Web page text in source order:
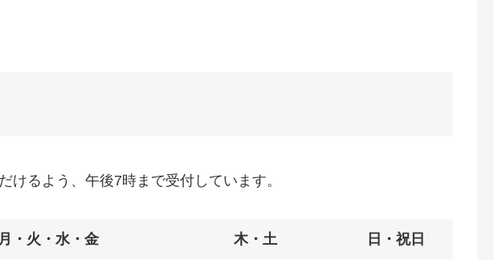
けるよう、午後7時まで受付しています。
月・火・水・金 木・土 日・祝日